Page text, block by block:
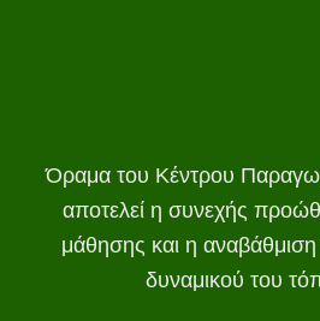
Όραμα του Κέντρου
αποτελεί η συνεχής
μάθησης και η
δυναμικού του